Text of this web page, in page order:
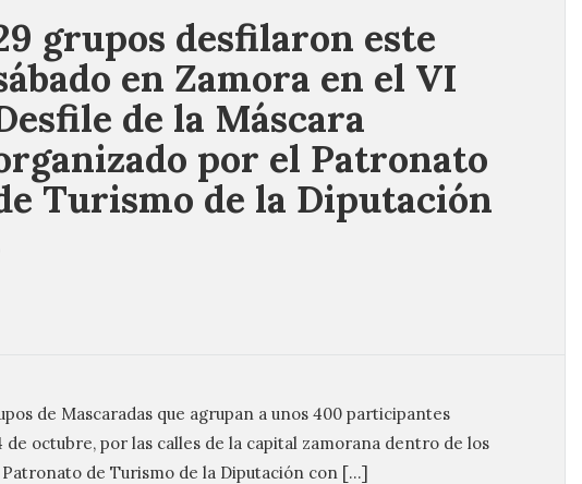
grupos desfilaron este
en Zamora en el VI
de la Máscara
por el Patronato
Turismo de la Diputación
de Mascaradas que agrupan a unos 400 participantes
octubre, por las calles de la capital zamorana dentro de los
de Turismo de la Diputación con […]